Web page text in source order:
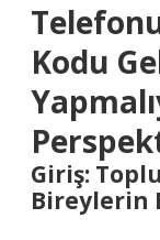
Kodu
Giriş:
Bireylerin